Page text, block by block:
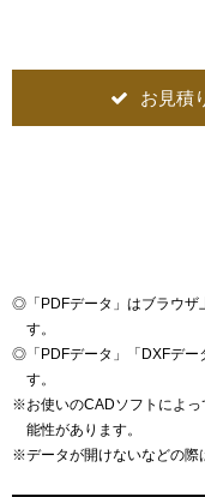
お見積
◎ 「PDFデータ」はブラウ
す。
◎ 「PDFデータ」「DXFデ
す。
※お使いのCADソフトによ
能性があります。
※データが開けないなどの際